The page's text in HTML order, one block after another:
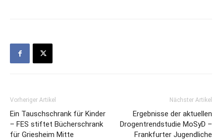
Vorheriger Artikel
Ein Tauschschrank für Kinder
– FES stiftet Bücherschrank
für Griesheim Mitte
Nächster Artikel
Ergebnisse der aktuellen
Drogentrendstudie MoSyD –
Frankfurter Jugendliche